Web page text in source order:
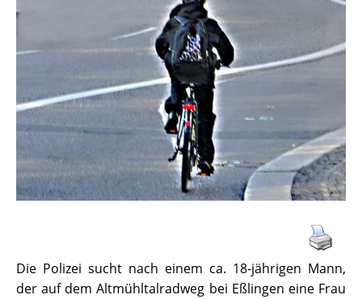
Die Polizei sucht nach einem ca. 18-jährigen Mann,
der auf dem Altmühltalradweg bei Eßlingen eine Frau